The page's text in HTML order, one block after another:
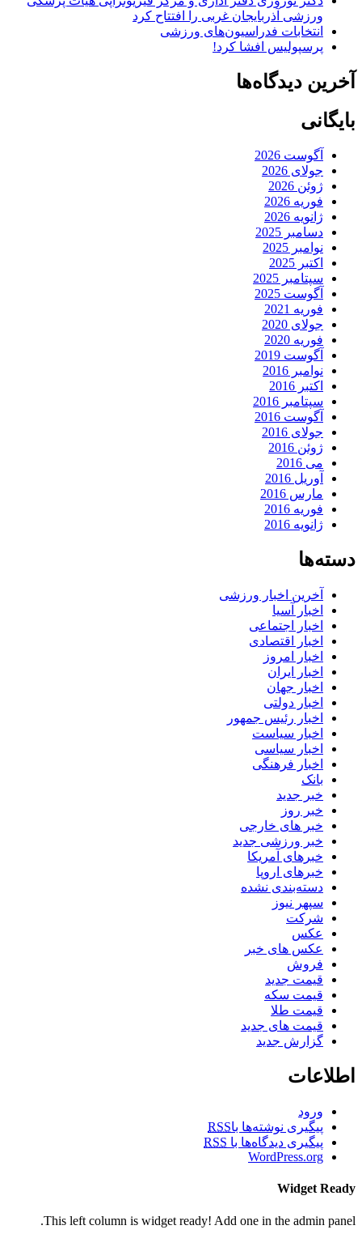
ورزشی آذربایجان غربی را افتتاح کرد
انتخابات فدراسیون‌های ورزشی
پرسپولیس افشا کرد!
آخرین دیدگاه‌ها
بایگانی
آگوست 2026
جولای 2026
ژوئن 2026
فوریه 2026
ژانویه 2026
دسامبر 2025
نوامبر 2025
اکتبر 2025
سپتامبر 2025
آگوست 2025
فوریه 2021
جولای 2020
فوریه 2020
آگوست 2019
نوامبر 2016
اکتبر 2016
سپتامبر 2016
آگوست 2016
جولای 2016
ژوئن 2016
می 2016
آوریل 2016
مارس 2016
فوریه 2016
ژانویه 2016
دسته‌ها
آخرین اخبار ورزشی
اخبار آسیا
اخبار اجتماعی
اخبار اقتصادی
اخبار امروز
اخبار ایران
اخبار جهان
اخبار دولتی
اخبار رئیس جمهور
اخبار سیاست
اخبار سیاسی
اخبار فرهنگی
بانک
خبر جدید
خبر روز
خبر های خارجی
خبر ورزشی جدید
خبرهای آمریکا
خبرهای اروپا
دسته‌بندی نشده
سپهر نیوز
شرکت
عکس
عکس های خبر
فروش
قیمت جدید
قیمت سکه
قیمت طلا
قیمت های جدید
گزارش جدید
اطلاعات
ورود
پیگیری نوشته‌ها باRSS
پیگیری دیدگاه‌ها با RSS
WordPress.org
Widget Ready
This left column is widget ready! Add one in the admin panel.